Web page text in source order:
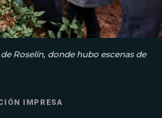
Roselín, donde hubo escenas de
IMPRESA